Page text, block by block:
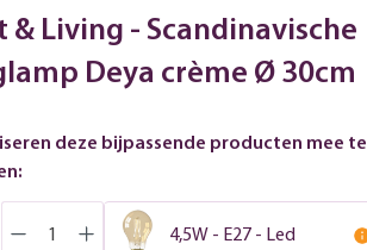
& Living - Scandinavische
Deya crème Ø 30cm
deze bijpassende producten mee te
4,5W - E27 - Led